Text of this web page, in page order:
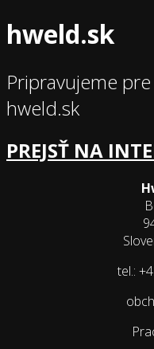
hweld.sk
Pripravujeme
hweld.sk
PREJSŤ NA
tel.: